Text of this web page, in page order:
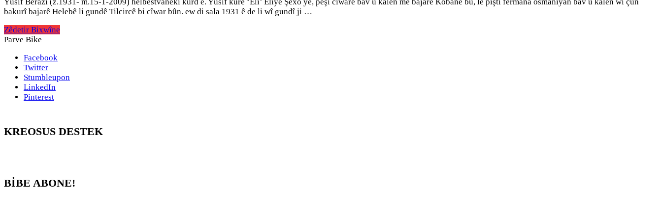
bakurî bajarê Helebê li gundê Tilcircê bi cîwar bûn. ew di sala 1931 ê de li wî gundî ji …
Zêdetir Bixwîne
Parve Bike
Facebook
Twitter
Stumbleupon
LinkedIn
Pinterest
KREOSUS DESTEK
BİBE ABONE!